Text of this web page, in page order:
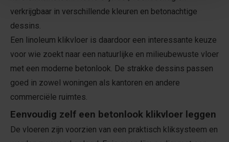
verkrijgbaar in verschillende kleuren en betonachtige
dessins.
Een linoleum klikvloer is daardoor een interessante keuze
voor wie zoekt naar een natuurlijke en milieubewuste vloer
met een moderne betonlook. De strakke dessins passen
goed in zowel woningen als kantoren en andere
commerciële ruimtes.
Eenvoudig zelf een betonlook klikvloer leggen
De vloeren zijn voorzien van een praktisch kliksysteem en